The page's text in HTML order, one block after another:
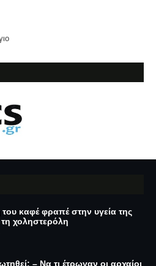
καφέ φραπέ στην υγεία της
τη χοληστερόλη
– Να τι έτρωγαν οι αρχαίοι